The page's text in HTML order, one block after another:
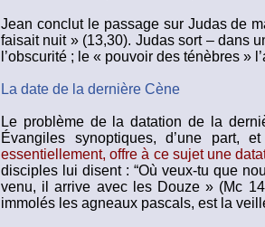
Jean conclut le passage sur Judas de
faisait nuit » (13,30). Judas sort – dans
l’obscurité ; le « pouvoir des ténèbres »
La date de la dernière Cène
Le problème de la datation de la
Évangiles synoptiques, d’une part,
essentiellement, offre à ce sujet une
disciples lui disent : “Où veux-tu que
venu, il arrive avec les Douze » (Mc
immolés les agneaux pascals, est la